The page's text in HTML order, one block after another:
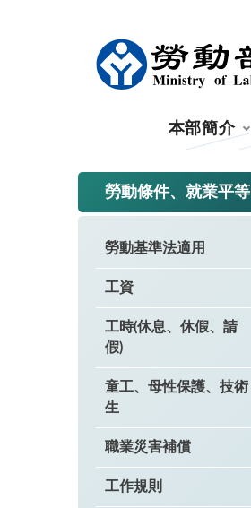
本部簡介
勞動條件、就業平等
勞動基準法適用
工資
工時(休息、休假、請
假)
童工、母性保護、技術
生
職業災害補償
工作規則